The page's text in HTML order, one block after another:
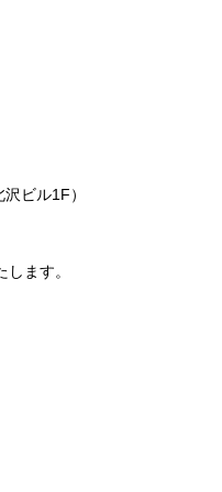
ビル1F）
ます。